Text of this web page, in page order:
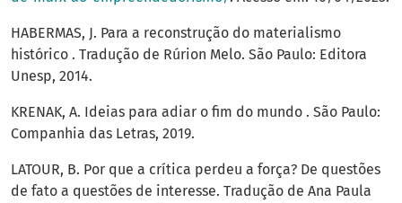
HABERMAS, J. Para a reconstrução do materialismo
histórico . Tradução de Rúrion Melo. São Paulo: Editora
Unesp, 2014.
KRENAK, A. Ideias para adiar o fim do mundo . São Paulo:
Companhia das Letras, 2019.
LATOUR, B. Por que a crítica perdeu a força? De questões
de fato a questões de interesse. Tradução de Ana Paula